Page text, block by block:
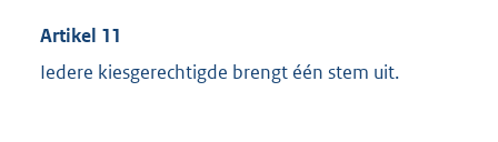
Artikel 11
Iedere kiesgerechtigde brengt één stem uit.